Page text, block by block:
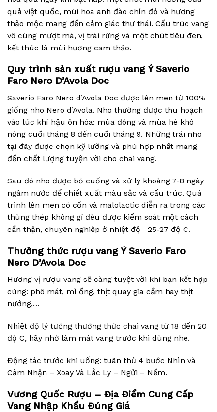
quả việt quốc, mùi hoa anh đào chín đỏ và hương
thảo mộc mang đến cảm giác thư thái. Cấu trúc vang
vô cùng mượt mà, vị trái rừng và một chút tiêu đen,
kết thúc là mùi hương cam thảo.
Quy trình sản xuất rượu vang Ý Saverio
Faro Nero D’Avola Doc
Saverio Faro Nero d’Avola Doc được lên men từ 100%
giống nho Nero d’Avola. Nho thường được thu hoạch
vào lúc khí hậu ôn hòa: mùa đông và mùa hè khô
nóng cuối tháng 8 đến cuối tháng 9. Những trái nho
tại đây được chọn kỹ lưỡng và phù hợp nhất mang
đến chất lượng tuyện vời cho chai vang.
Sau đó nho được bỏ cuống và xử lý khoảng 7-8 ngày
ngâm nước để chiết xuất màu sắc và cấu trúc. Quá
trình lên men có cồn và malolactic diễn ra trong các
thùng thép không gỉ đều được kiểm soát một cách
cẩn thận, chuyên nghiệp ở nhiệt độ
25-27 độ C.
Thưởng thức rượu vang Ý Saverio Faro
Nero D’Avola Doc
Hương vị rượu vang sẽ càng tuyệt vời khi bạn kết hợp
cùng: phô mát, mì ống, thịt quay gia cầm hay thịt
nướng,…
Nhiệt độ lý tưởng thưởng thức chai vang từ 18 đến 20
độ C, hãy nhớ làm mát vang trước khi dùng nhé.
Động tác trước khi uống: tuân thủ 4 bước Nhìn và
Cảm Nhận – Xoay Và Lắc Ly – Ngửi – Nếm.
Vương Quốc Rượu – Địa Điểm Cung Cấp
Vang Nhập Khẩu Đúng Giá